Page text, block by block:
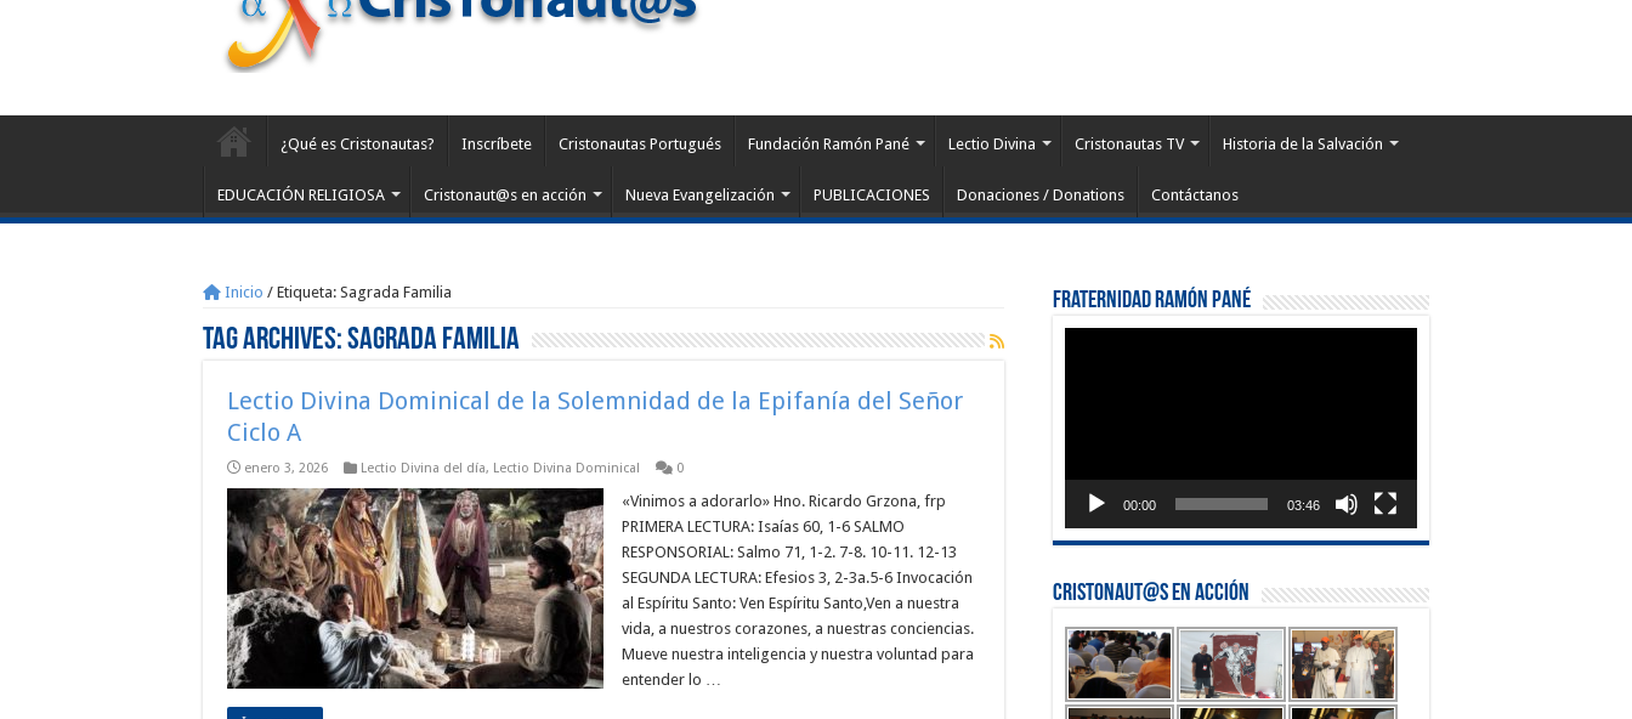
¿Qué es Cristonautas? Inscríbete Cristonautas Portugués Fundación Ramón Pané Lectio Divina Cristonautas TV Historia de la Salvación
EDUCACIÓN RELIGIOSA Cristonaut@s en acción Nueva Evangelización PUBLICACIONES Donaciones / Donations Contáctanos
Inicio / Etiqueta: Sagrada Familia
Tag Archives:Sagrada Familia
Lectio Divina Dominical de la Solemnidad de la Epifanía del Señor
Ciclo A
enero 3, 2026 Lectio Divina del día, Lectio Divina Dominical 0
«Vinimos a adorarlo» Hno. Ricardo Grzona, frp
PRIMERA LECTURA: Isaías 60, 1-6 SALMO
RESPONSORIAL: Salmo 71, 1-2. 7-8. 10-11. 12-13
SEGUNDA LECTURA: Efesios 3, 2-3a.5-6 Invocación
al Espíritu Santo: Ven Espíritu Santo,Ven a nuestra
vida, a nuestros corazones, a nuestras conciencias.
Mueve nuestra inteligencia y nuestra voluntad para
entender lo …
Fraternidad Ramón Pané
00:00 03:46
Cristonaut@s en Acción